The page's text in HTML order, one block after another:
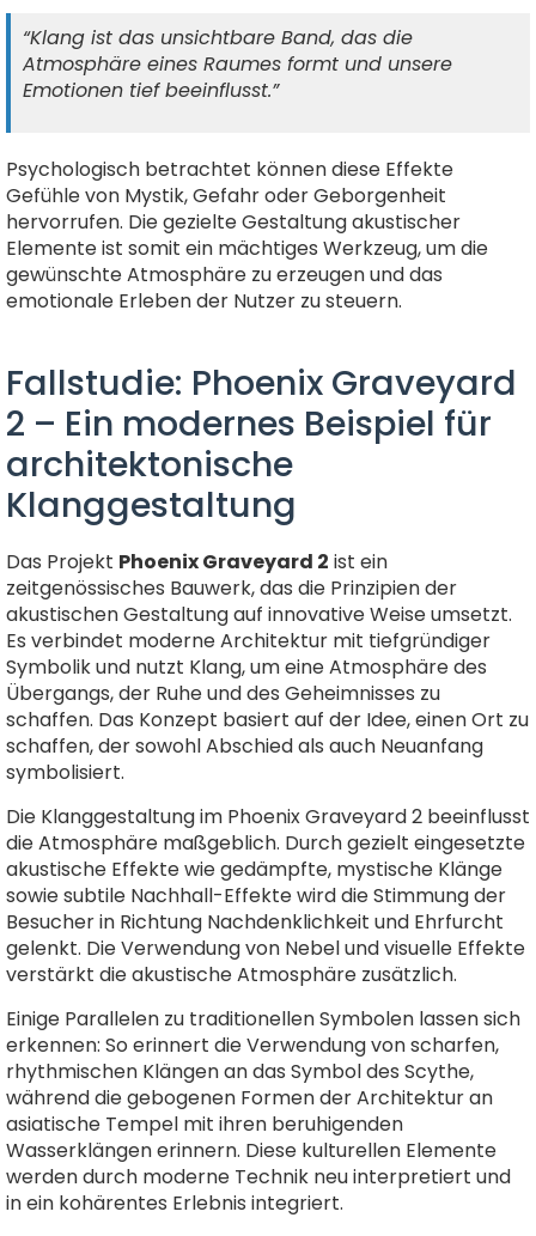
“Klang ist das unsichtbare Band, das die
Atmosphäre eines Raumes formt und unsere
Emotionen tief beeinflusst.”
Psychologisch betrachtet können diese Effekte
Gefühle von Mystik, Gefahr oder Geborgenheit
hervorrufen. Die gezielte Gestaltung akustischer
Elemente ist somit ein mächtiges Werkzeug, um die
gewünschte Atmosphäre zu erzeugen und das
emotionale Erleben der Nutzer zu steuern.
Fallstudie: Phoenix Graveyard
2 – Ein modernes Beispiel für
architektonische
Klanggestaltung
Das Projekt Phoenix Graveyard 2 ist ein
zeitgenössisches Bauwerk, das die Prinzipien der
akustischen Gestaltung auf innovative Weise umsetzt.
Es verbindet moderne Architektur mit tiefgründiger
Symbolik und nutzt Klang, um eine Atmosphäre des
Übergangs, der Ruhe und des Geheimnisses zu
schaffen. Das Konzept basiert auf der Idee, einen Ort zu
schaffen, der sowohl Abschied als auch Neuanfang
symbolisiert.
Die Klanggestaltung im Phoenix Graveyard 2 beeinflusst
die Atmosphäre maßgeblich. Durch gezielt eingesetzte
akustische Effekte wie gedämpfte, mystische Klänge
sowie subtile Nachhall-Effekte wird die Stimmung der
Besucher in Richtung Nachdenklichkeit und Ehrfurcht
gelenkt. Die Verwendung von Nebel und visuelle Effekte
verstärkt die akustische Atmosphäre zusätzlich.
Einige Parallelen zu traditionellen Symbolen lassen sich
erkennen: So erinnert die Verwendung von scharfen,
rhythmischen Klängen an das Symbol des Scythe,
während die gebogenen Formen der Architektur an
asiatische Tempel mit ihren beruhigenden
Wasserklängen erinnern. Diese kulturellen Elemente
werden durch moderne Technik neu interpretiert und
in ein kohärentes Erlebnis integriert.